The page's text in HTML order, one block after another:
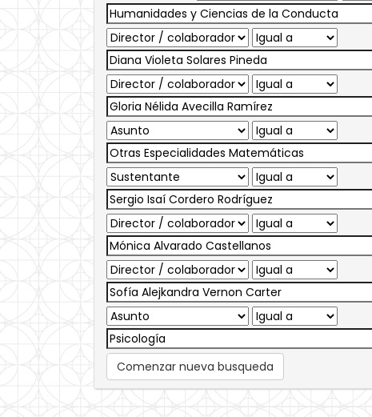
Comenzar nueva busqueda